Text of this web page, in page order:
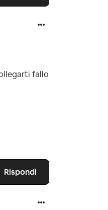
fallo
Rispondi